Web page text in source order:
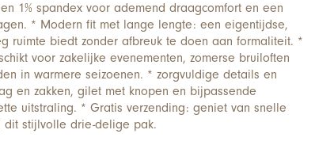
1% spandex voor ademend draagcomfort en een
* Modern fit met lange lengte: een eigentijdse,
ruimte biedt zonder afbreuk te doen aan formaliteit. *
voor zakelijke evenementen, zomerse bruiloften
in warmere seizoenen. * zorgvuldige details en
en zakken, gilet met knopen en bijpassende
uitstraling. * Gratis verzending: geniet van snelle
dit stijlvolle drie-delige pak.